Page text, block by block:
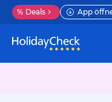
% Deals App